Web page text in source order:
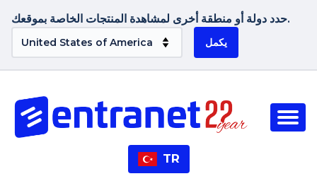
حدد دولة أو منطقة أخرى لمشاهدة المنتجات الخاصة بموقعك.
يكمل
TR